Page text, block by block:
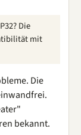
Die
mit
Die
bekannt.